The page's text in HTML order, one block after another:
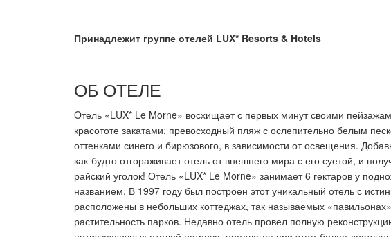
Принадлежит группе отелей LUX* Resorts & Hotels
ОБ ОТЕЛЕ
Oтель «LUX* Le Morne» восхищает с первых минут своими
красототе закатами: превосходный пляж с ослепительно белым
оттенками синего и бирюзового, в зависимости от освещения.
как-будто отгораживает отель от внешнего мира с его суетой, и
райский уголок! Отель «LUX* Le Morne» занимает 6 гектаров у
названием. В 1997 году был построен этот уникальный отель с
расположены в небольших коттеджах, так называемых
растительность парков. Недавно отель провел полную